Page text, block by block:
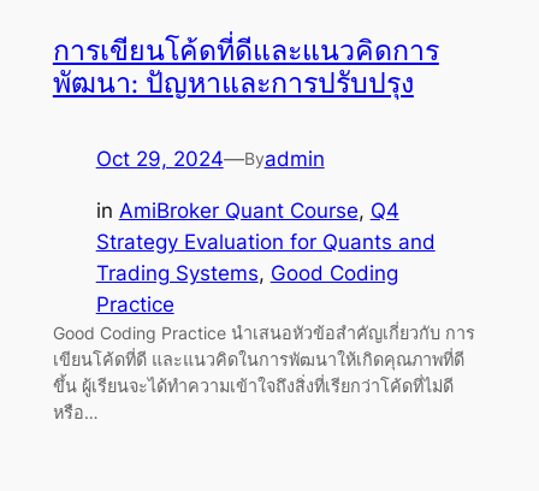
การเขียนโค้ดที่ดีและแนวคิดการ
พัฒนา: ปัญหาและการปรับปรุง
Oct 29, 2024—Byadmin
in AmiBroker Quant Course, Q4
Strategy Evaluation for Quants and
Trading Systems, Good Coding
Practice
Good Coding Practice นำเสนอหัวข้อสำคัญเกี่ยวกับ การ
เขียนโค้ดที่ดี และแนวคิดในการพัฒนาให้เกิดคุณภาพที่ดี
ขึ้น ผู้เรียนจะได้ทำความเข้าใจถึงสิ่งที่เรียกว่าโค้ดที่ไม่ดี
หรือ…